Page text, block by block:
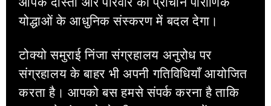
योद्धाओं के आधुनिक संस्करण में बदल देगा।
टोक्यो समुराई निंजा संग्रहालय अनुरोध पर
संग्रहालय के बाहर भी अपनी गतिविधियाँ आयोजित
करता है। आपको बस हमसे संपर्क करना है ताकि